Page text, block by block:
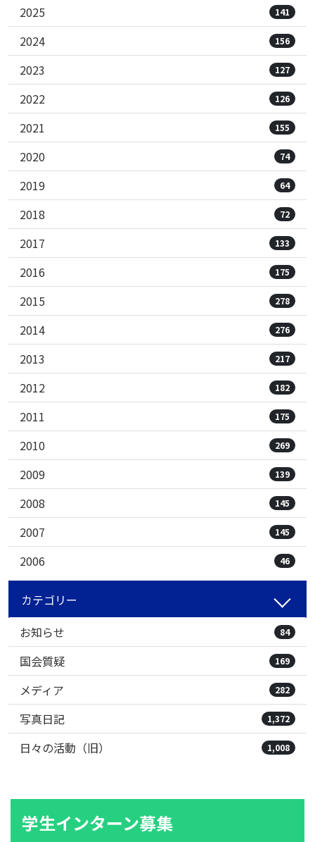
2025 141
2024 156
2023 127
2022 126
2021 155
2020 74
2019 64
2018 72
2017 133
2016 175
2015 278
2014 276
2013 217
2012 182
2011 175
2010 269
2009 139
2008 145
2007 145
2006 46
カテゴリー
お知らせ
84
国会質疑 169
メディア 282
写真日記 1,372
日々の活動（旧） 1,008
学生インターン募集